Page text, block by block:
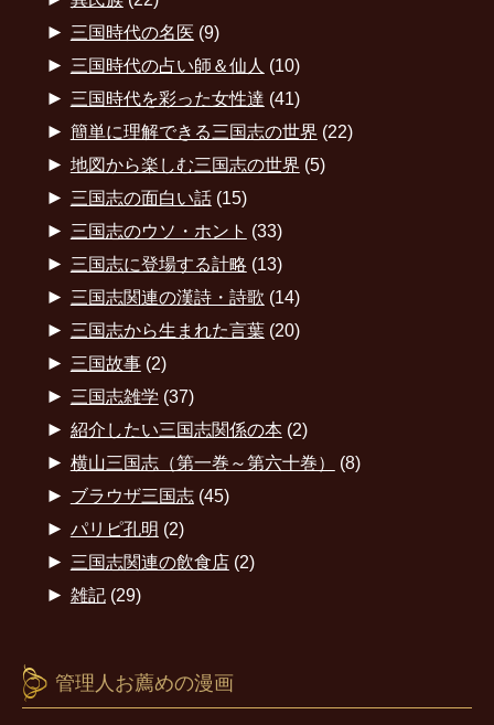
► 三国時代の名医 (9)
► 三国時代の占い師＆仙人 (10)
► 三国時代を彩った女性達 (41)
► 簡単に理解できる三国志の世界 (22)
► 地図から楽しむ三国志の世界 (5)
► 三国志の面白い話(15)
► 三国志のウソ・ホント (33)
► 三国志に登場する計略 (13)
► 三国志関連の漢詩・詩歌 (14)
► 三国志から生まれた言葉(20)
► 三国故事(2)
► 三国志雑学 (37)
► 紹介したい三国志関係の本(2)
► 横山三国志（第一巻～第六十巻） (8)
► ブラウザ三国志(45)
► パリピ孔明 (2)
► 三国志関連の飲食店(2)
► 雑記(29)
管理人お薦めの漫画